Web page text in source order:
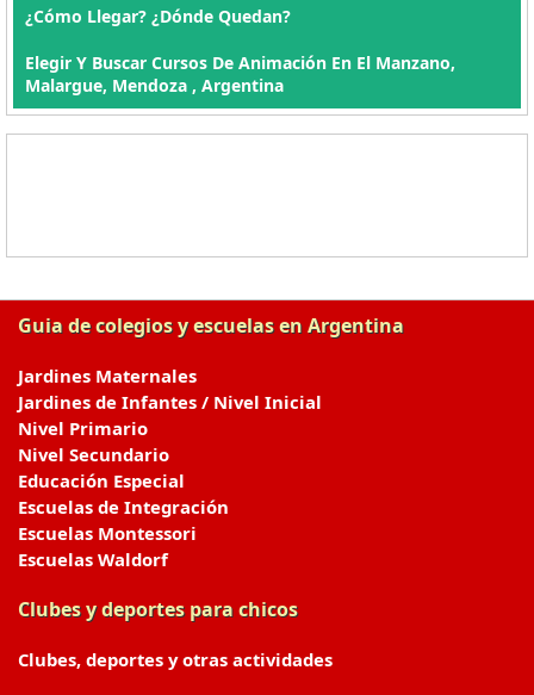
¿Cómo Llegar? ¿Dónde Quedan?
Elegir Y Buscar Cursos De Animación En El Manzano,
Malargue, Mendoza , Argentina
Guia de colegios y escuelas en Argentina
Jardines Maternales
Jardines de Infantes / Nivel Inicial
Nivel Primario
Nivel Secundario
Educación Especial
Escuelas de Integración
Escuelas Montessori
Escuelas Waldorf
Clubes y deportes para chicos
Clubes, deportes y otras actividades